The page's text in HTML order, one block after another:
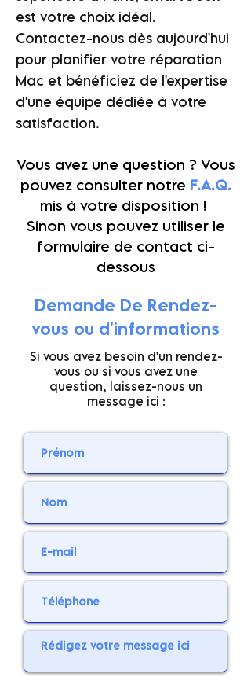
est votre choix idéal.
Contactez-nous dès aujourd'hui
pour planifier votre réparation
Mac et bénéficiez de l'expertise
d'une équipe dédiée à votre
satisfaction.
Vous avez une question ? Vous
pouvez consulter notre F.A.Q.
mis à votre disposition !
Sinon vous pouvez utiliser le
formulaire de contact ci-
dessous
Demande De Rendez-
vous ou d'informations
Si vous avez besoin d'un rendez-
vous ou si vous avez une
question, laissez-nous un
message ici :